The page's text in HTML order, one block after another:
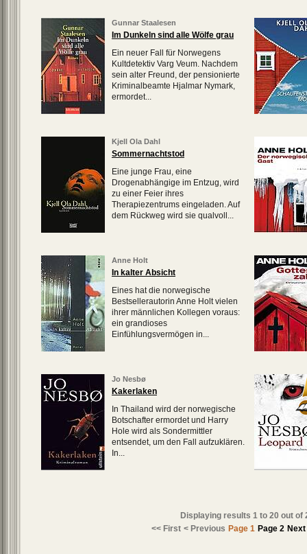
Gunnar Staalesen
Im Dunkeln sind alle Wölfe grau
Ein neuer Fall für Norwegens
Kultdetektiv Varg Veum. Nachdem
sein alter Freund, der pensionierte
Kriminalbeamte Hjalmar Nymark,
ermordet...
Kjell Ola Dahl
Sommernachtstod
Eine junge Frau, eine
Drogenabhängige im Entzug, wird
zu einer Feier ihres
Therapiezentrums eingeladen. Auf
dem Rückweg wird sie qualvoll...
Anne Holt
In kalter Absicht
Eines hat die norwegische
Bestsellerautorin Anne Holt vielen
ihrer männlichen Kollegen voraus:
ein grandioses
Einfühlungsvermögen in...
Jo Nesbø
Kakerlaken
In Thailand wird der norwegische
Botschafter ermordet und Harry
Hole wird als Sondermittler
entsendet, um den Fall aufzuklären.
In...
Displaying results 1 to 20 out of
<< First < Previous Page 1 Page 2 Next